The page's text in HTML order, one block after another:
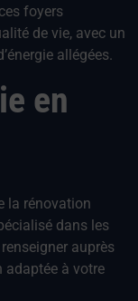
foyers
de vie, avec un
allégées.
en
la rénovation
dans les
auprès
adaptée à votre